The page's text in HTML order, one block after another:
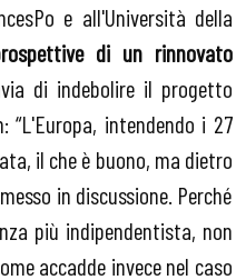
e all'Università della
di un rinnovato
di indebolire il progetto
“L'Europa, intendendo i 27
il che è buono, ma dietro
in discussione. Perché
più indipendentista, non
accadde invece nel caso